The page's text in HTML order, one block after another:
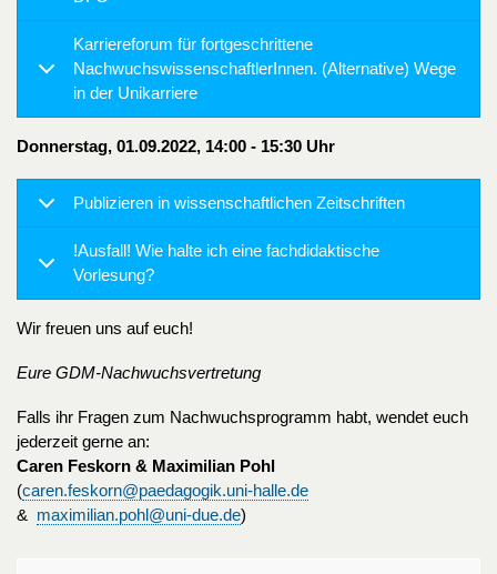
Karriereforum für fortgeschrittene
NachwuchswissenschaftlerInnen. (Alternative) Wege
in der Unikarriere
Donnerstag, 01.09.2022, 14:00 - 15:30 Uhr
Publizieren in wissenschaftlichen Zeitschriften
!Ausfall! Wie halte ich eine fachdidaktische
Vorlesung?
Wir freuen uns auf euch!
Eure GDM-Nachwuchsvertretung
Falls ihr Fragen zum Nachwuchsprogramm habt, wendet euch
jederzeit gerne an:
Caren Feskorn & Maximilian Pohl
(caren.feskorn@paedagogik.uni-halle.de
& maximilian.pohl@uni-due.de)